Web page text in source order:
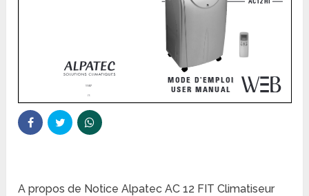
A propos de Notice Alpatec AC 12 FIT Climatiseur